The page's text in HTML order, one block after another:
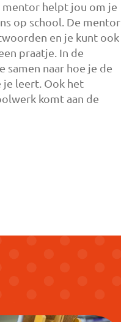
mentor helpt jou om je
op school. De mentor
en je kunt ook
praatje. In de
samen naar hoe je de
je leert. Ook het
komt aan de